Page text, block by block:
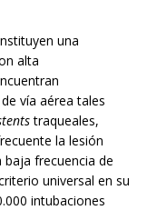
una
alta
vía aérea tales
traqueales,
la lesión
frecuencia de
universal en su
intubaciones